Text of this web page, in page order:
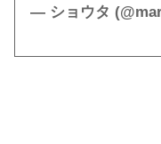
— ショウタ